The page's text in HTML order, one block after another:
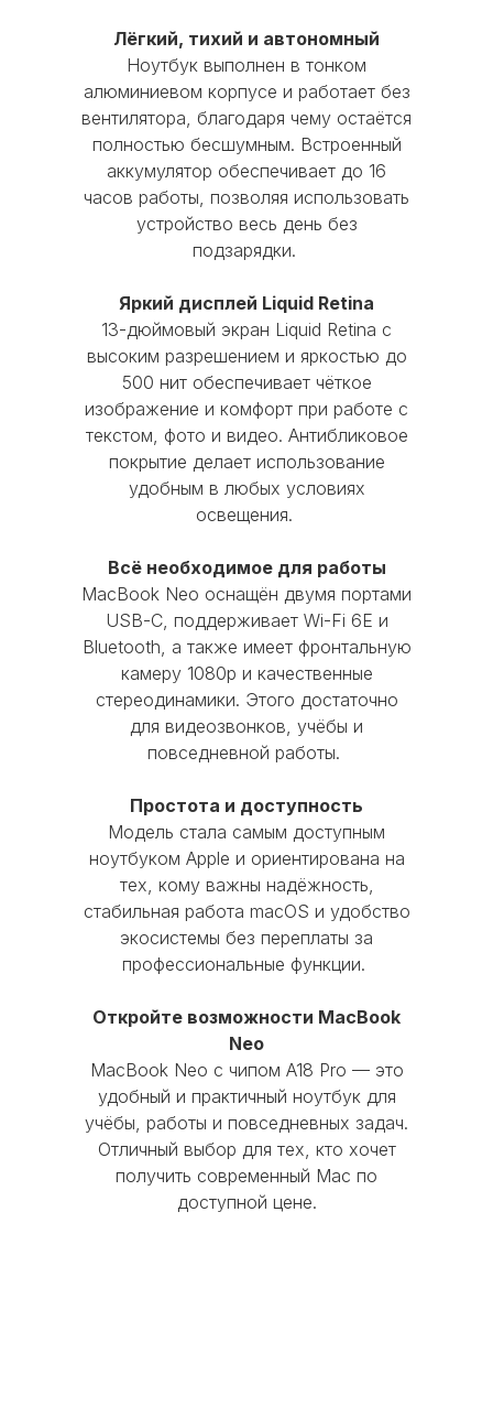
Лёгкий, тихий и автономный
Ноутбук выполнен в тонком
алюминиевом корпусе и работает без
вентилятора, благодаря чему остаётся
полностью бесшумным. Встроенный
аккумулятор обеспечивает до 16
часов работы, позволяя использовать
устройство весь день без
подзарядки.
Яркий дисплей Liquid Retina
13-дюймовый экран Liquid Retina с
высоким разрешением и яркостью до
500 нит обеспечивает чёткое
изображение и комфорт при работе с
текстом, фото и видео. Антибликовое
покрытие делает использование
удобным в любых условиях
освещения.
Всё необходимое для работы
MacBook Neo оснащён двумя портами
USB-C, поддерживает Wi-Fi 6E и
Bluetooth, а также имеет фронтальную
камеру 1080p и качественные
стереодинамики. Этого достаточно
для видеозвонков, учёбы и
повседневной работы.
Простота и доступность
Модель стала самым доступным
ноутбуком Apple и ориентирована на
тех, кому важны надёжность,
стабильная работа macOS и удобство
экосистемы без переплаты за
профессиональные функции.
Откройте возможности MacBook
Neo
MacBook Neo с чипом A18 Pro — это
удобный и практичный ноутбук для
учёбы, работы и повседневных задач.
Отличный выбор для тех, кто хочет
получить современный Mac по
доступной цене.
Indigo
SSD
Тип накопителя
Оформить Trade-in
Оставшуюся сумму можно доплатить
картой, наличными или оформить в
функциональными кнопками и без
следов от контакта с жидкостью
Используйте скидку при покупке
новой модели iPhone, iPad, Apple
Watch или Mac
Главное меню
Пользовательское соглашение
Политика конфиденциальности
Аксессуары
AirPods
Watch
MacBook
Доставка и Самовывоз
Гарантия
Оплата
Кредит Рассрочка
© 2016 Mobi-Geek. Все права защищены
Сб-Вс и праздничные дни - выходные
Пн-Чт с 10:00 до 20:00
Время работы:
+7(926)998-08-87